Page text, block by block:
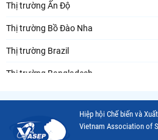
Thị trường Ấn Độ
Thị trường Bồ Đào Nha
Thị trường Brazil
Thị trường Bangladesh
Thị trường Canada
Hiệp hội Chế biến và
Vietnam Association of